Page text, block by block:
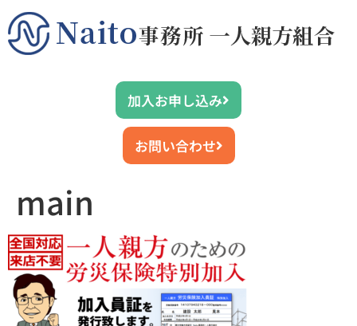
加入お申し込み
お問い合わせ
main